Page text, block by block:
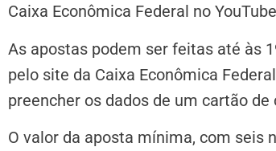
Caixa Econômica Federal no
As apostas podem ser feitas até às
pelo site da Caixa Econômica
preencher os dados de um cartão
O valor da aposta mínima, com seis